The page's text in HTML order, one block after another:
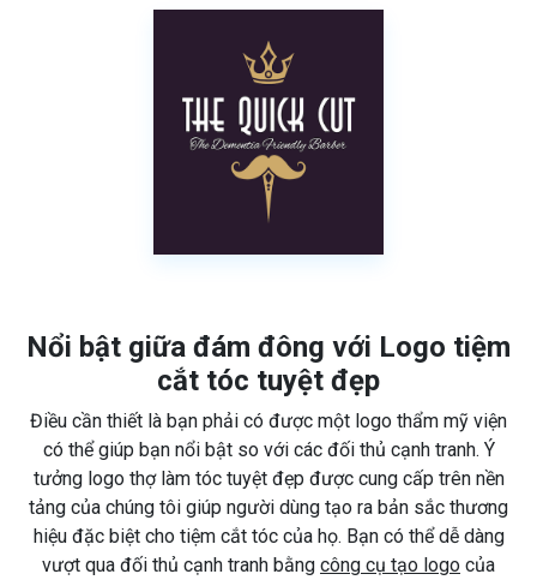
Nổi bật giữa đám đông với Logo tiệm
cắt tóc tuyệt đẹp
Điều cần thiết là bạn phải có được một logo thẩm mỹ viện
có thể giúp bạn nổi bật so với các đối thủ cạnh tranh. Ý
tưởng logo thợ làm tóc tuyệt đẹp được cung cấp trên nền
tảng của chúng tôi giúp người dùng tạo ra bản sắc thương
hiệu đặc biệt cho tiệm cắt tóc của họ. Bạn có thể dễ dàng
vượt qua đối thủ cạnh tranh bằng công cụ tạo logo của